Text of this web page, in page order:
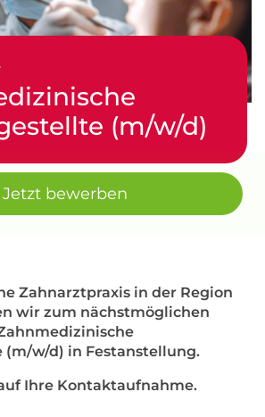
(m/w/d)
Jetzt bewerben
Zahnarztpraxis in der Region
wir zum nächstmöglichen
(m/w/d) in Festanstellung.
Ihre Kontaktaufnahme.